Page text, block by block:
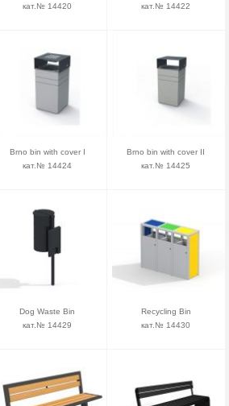
кат.№ 14420
кат.№ 14422
Brno bin with cover I
кат.№ 14424
Brno bin with cover II
кат.№ 14425
Dog Waste Bin
кат.№ 14429
Recycling Bin
кат.№ 14430